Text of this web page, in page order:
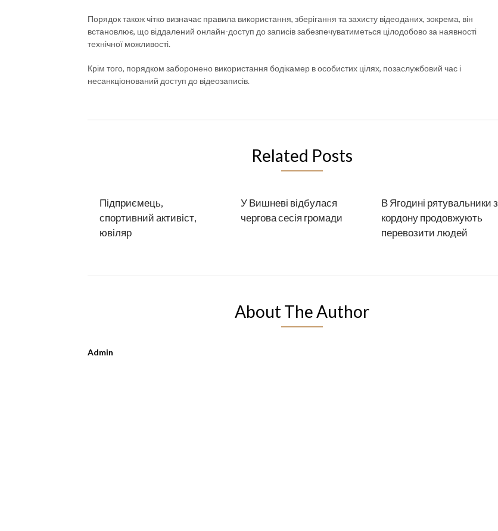
Порядок також чітко визначає правила використання, зберігання та захисту відеоданих, зокрема, він
встановлює, що віддалений онлайн-доступ до записів забезпечуватиметься цілодобово за наявності
технічної можливості.
Крім того, порядком заборонено використання бодікамер в особистих цілях, позаслужбовий час і
несанкціонований доступ до відеозаписів.
Related Posts
Підприємець,
спортивний активіст,
ювіляр
У Вишневі відбулася
чергова сесія громади
В Ягодині рятувальники з
кордону продовжують
перевозити людей
About The Author
Admin